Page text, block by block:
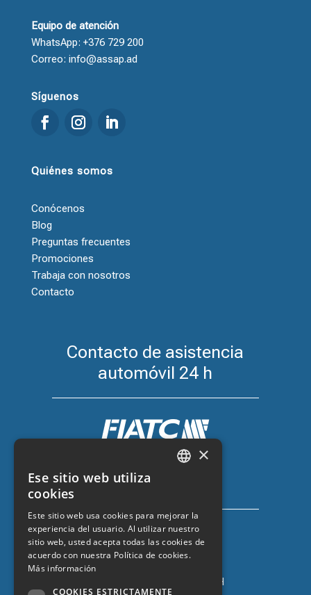
Equipo de atención
WhatsApp: +376 729 200
Correo: info@assap.ad
Síguenos
Quiénes somos
Conócenos
Blog
Preguntas frecuentes
Promociones
Trabaja con nosotros
Contacto
Contacto de asistencia
automóvil 24 h
+34 918 66 98 06
Seguro de coche con ZURICH
ENGLISH
FRENCH
×
Ese sitio web utiliza
cookies
Este sitio web usa cookies para mejorar la
experiencia del usuario. Al utilizar nuestro
sitio web, usted acepta todas las cookies de
acuerdo con nuestra Política de cookies.
Más información
COOKIES ESTRICTAMENTE